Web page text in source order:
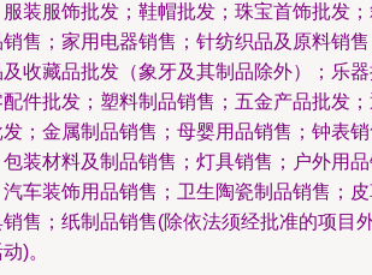
装服饰批发；鞋帽批发；珠宝首饰批发
售；家用电器销售；针纺织品及原料销
收藏品批发（象牙及其制品除外）；乐
件批发；塑料制品销售；五金产品批发
；金属制品销售；母婴用品销售；钟表
装材料及制品销售；灯具销售；户外用品
车装饰用品销售；卫生陶瓷制品销售；
售；纸制品销售(除依法须经批准的项目
)。